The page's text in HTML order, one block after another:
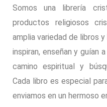
Somos una librería
productos religiosos
amplia variedad de libros
inspiran, enseñan y guían
camino espiritual y
Cada libro es especial
enviamos en un hermoso